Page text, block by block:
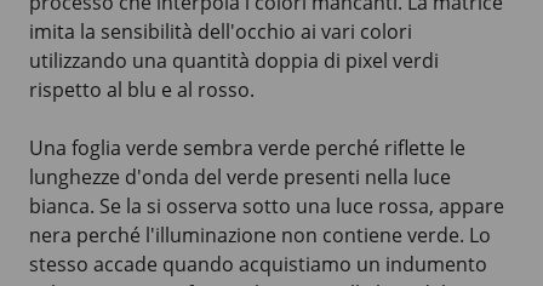
imita la sensibilità dell'occhio ai vari colori
utilizzando una quantità doppia di pixel verdi
rispetto al blu e al rosso.
Una foglia verde sembra verde perché riflette le
lunghezze d'onda del verde presenti nella luce
bianca. Se la si osserva sotto una luce rossa, appare
nera perché l'illuminazione non contiene verde. Lo
stesso accade quando acquistiamo un indumento